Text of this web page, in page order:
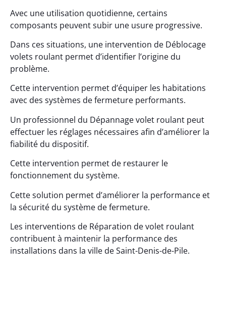
Avec une utilisation quotidienne, certains
composants peuvent subir une usure progressive.
Dans ces situations, une intervention de Déblocage
volets roulant permet d’identifier l’origine du
problème.
Cette intervention permet d’équiper les habitations
avec des systèmes de fermeture performants.
Un professionnel du Dépannage volet roulant peut
effectuer les réglages nécessaires afin d’améliorer la
fiabilité du dispositif.
Cette intervention permet de restaurer le
fonctionnement du système.
Cette solution permet d’améliorer la performance et
la sécurité du système de fermeture.
Les interventions de Réparation de volet roulant
contribuent à maintenir la performance des
installations dans la ville de Saint-Denis-de-Pile.